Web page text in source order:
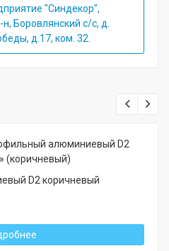
"Синдекор",
Боровлянский с/с, д.
д.17, ком. 32.
D2 коричневый